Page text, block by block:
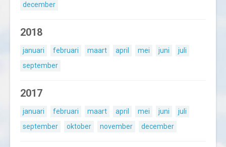
december
2018
januari februari maart april mei juni
juli
september
2017
januari februari maart april mei juni
juli
september
oktober november december